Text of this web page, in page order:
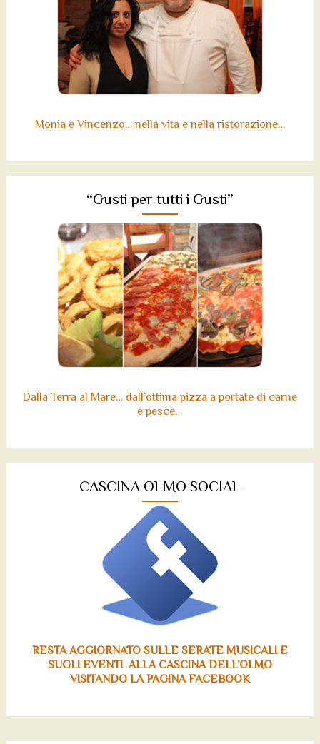
Monia e Vincenzo… nella vita e nella ristorazione…
“Gusti per tutti i Gusti”
Dalla Terra al Mare… dall’ottima pizza a portate di carne
e pesce…
CASCINA OLMO SOCIAL
RESTA AGGIORNATO SULLE SERATE MUSICALI E
SUGLI EVENTI ALLA CASCINA DELL’OLMO
VISITANDO LA PAGINA FACEBOOK